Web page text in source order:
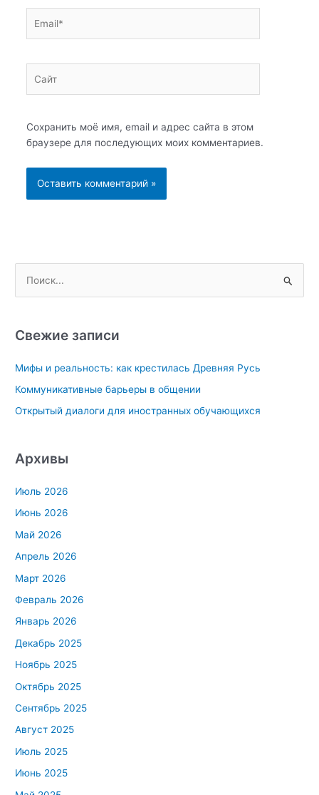
Сохранить моё имя, email и адрес сайта в этом
браузере для последующих моих комментариев.
с
:
Свежие записи
Мифы и реальность: как крестилась Древняя Русь
Коммуникативные барьеры в общении
Открытый диалоги для иностранных обучающихся
Архивы
Июль 2026
Июнь 2026
Май 2026
Апрель 2026
Март 2026
Февраль 2026
Январь 2026
Декабрь 2025
Ноябрь 2025
Октябрь 2025
Сентябрь 2025
Август 2025
Июль 2025
Июнь 2025